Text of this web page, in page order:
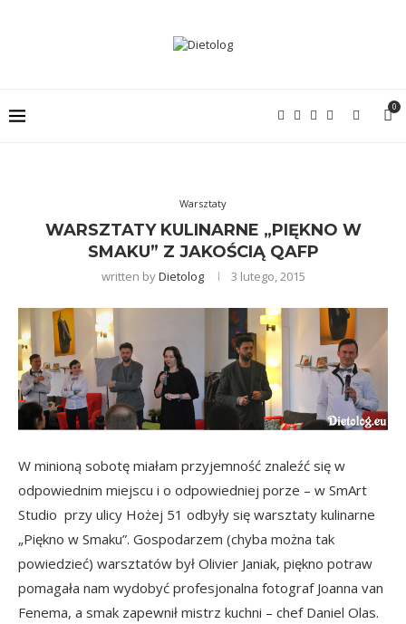
0
Warsztaty
WARSZTATY KULINARNE „PIĘKNO W
SMAKU” Z JAKOŚCIĄ QAFP
written byDietolog 3 lutego, 2015
W minioną sobotę miałam przyjemność znaleźć się w
odpowiednim miejscu i o odpowiedniej porze – w SmArt
Studio przy ulicy Hożej 51 odbyły się warsztaty kulinarne
„Piękno w Smaku”. Gospodarzem (chyba można tak
powiedzieć) warsztatów był Olivier Janiak, piękno potraw
pomagała nam wydobyć profesjonalna fotograf Joanna van
Fenema, a smak zapewnił mistrz kuchni – chef Daniel Olas.